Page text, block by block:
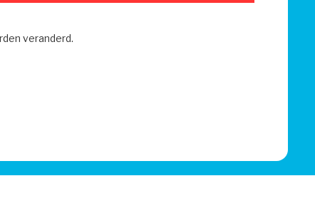
veranderd.